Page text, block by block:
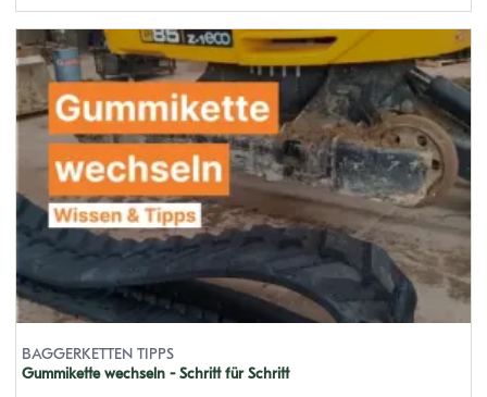
BAGGERKETTEN TIPPS
Gummikette wechseln - Schritt für Schritt